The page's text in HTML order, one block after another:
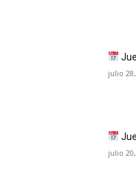
julio
julio